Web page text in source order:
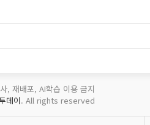
, 재배포, AI학습 이용 금지
데이. All rights reserved